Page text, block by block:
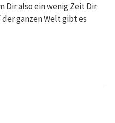
Dir also ein wenig Zeit Dir
ganzen Welt gibt es